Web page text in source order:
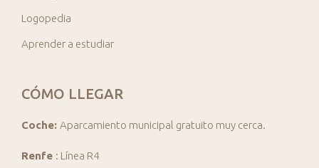
Logopedia
Aprender a estudiar
CÓMO LLEGAR
Coche: Aparcamiento municipal gratuito muy cerca.
Renfe : Línea R4